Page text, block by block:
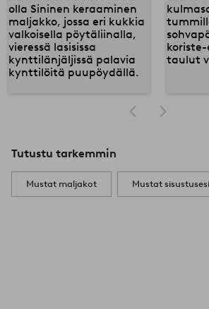
Tutustu tarkemmin
Mustat maljakot Mustat